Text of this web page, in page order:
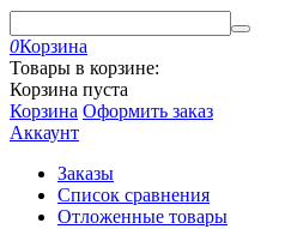
0Корзина
Товары в корзине:
Корзина пуста
Корзина Оформить заказ
Аккаунт
Заказы
Список сравнения
Отложенные товары